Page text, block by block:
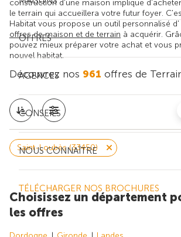
OFFRES
AGENCES
CONSEILS
NOUS CONNAÎTRE
TÉLÉCHARGER NOS BROCHURES
construction d'une maison implique
le terrain qui accueillera votre futur foyer.
Habitat vous propose un outil personnalisé d'
offres de maison et de terrain à acquérir.
pouvez mieux préparer votre achat et vous
nouvel habitat.
Découvrez nos 961 offres de
Saint-Loubès (33450)
Choisissez un département
les offres